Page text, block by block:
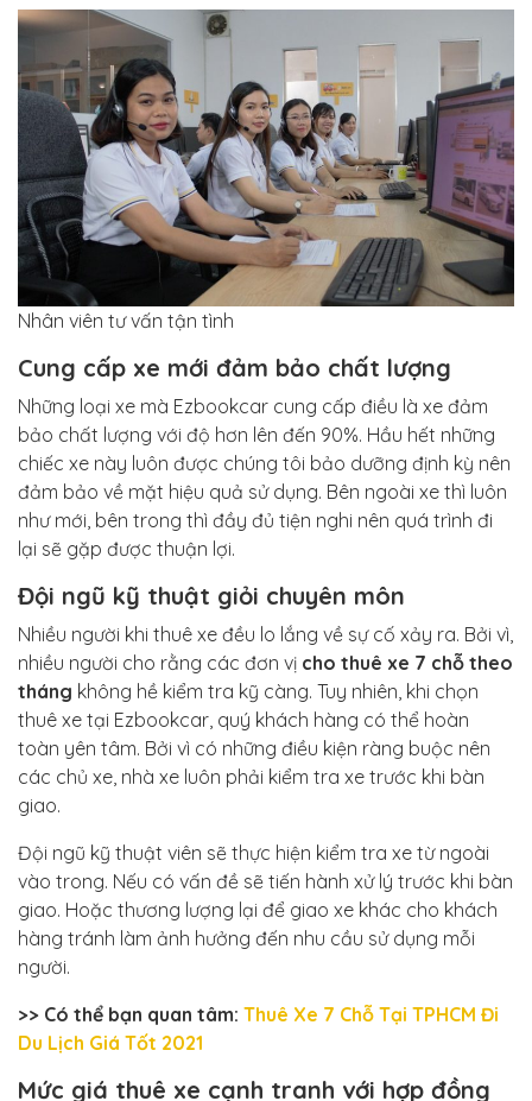
Nhân viên tư vấn tận tình
Cung cấp xe mới đảm bảo chất lượng
Những loại xe mà Ezbookcar cung cấp điều là xe đảm
bảo chất lượng với độ hơn lên đến 90%. Hầu hết những
chiếc xe này luôn được chúng tôi bảo dưỡng định kỳ nên
đảm bảo về mặt hiệu quả sử dụng. Bên ngoài xe thì luôn
như mới, bên trong thì đầy đủ tiện nghi nên quá trình đi
lại sẽ gặp được thuận lợi.
Đội ngũ kỹ thuật giỏi chuyên môn
Nhiều người khi thuê xe đều lo lắng về sự cố xảy ra. Bởi vì,
nhiều người cho rằng các đơn vị cho thuê xe 7 chỗ theo
tháng không hề kiểm tra kỹ càng. Tuy nhiên, khi chọn
thuê xe tại Ezbookcar, quý khách hàng có thể hoàn
toàn yên tâm. Bởi vì có những điều kiện ràng buộc nên
các chủ xe, nhà xe luôn phải kiểm tra xe trước khi bàn
giao.
Đội ngũ kỹ thuật viên sẽ thực hiện kiểm tra xe từ ngoài
vào trong. Nếu có vấn đề sẽ tiến hành xử lý trước khi bàn
giao. Hoặc thương lượng lại để giao xe khác cho khách
hàng tránh làm ảnh hưởng đến nhu cầu sử dụng mỗi
người.
>> Có thể bạn quan tâm: Thuê Xe 7 Chỗ Tại TPHCM Đi
Du Lịch Giá Tốt 2021
Mức giá thuê xe cạnh tranh với hợp đồng